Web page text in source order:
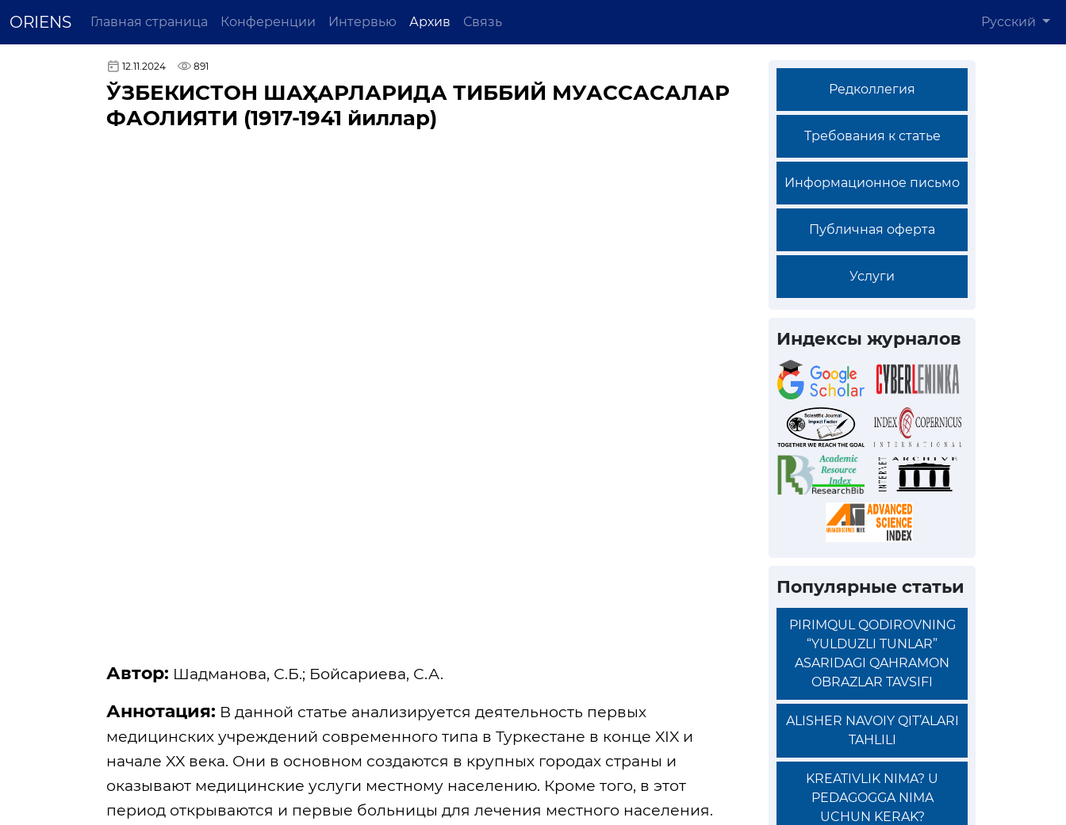
ORIENS Главная страница Конференции Интервью Архив Связь Русский
12.11.2024 891
ЎЗБЕКИСТОН ШАҲАРЛАРИДА ТИББИЙ МУАССАСАЛАР
ФАОЛИЯТИ (1917-1941 йиллар)
Автор: Шадманова, С.Б.; Бойсариева, С.А.
Аннотация: В данной статье анализируется деятельность первых
медицинских учреждений современного типа в Туркестане в конце XIX и
начале XX века. Они в основном создаются в крупных городах страны и
оказывают медицинские услуги местному населению. Кроме того, в этот
период открываются и первые больницы для лечения местного населения.
Редколлегия
Требования к статье
Информационное письмо
Публичная оферта
Услуги
Индексы журналов
Популярные статьи
PIRIMQUL QODIROVNING
“YULDUZLI TUNLAR”
ASARIDAGI QAHRAMON
OBRAZLAR TAVSIFI
ALISHER NAVOIY QIT’ALARI
TAHLILI
KREATIVLIK NIMA? U
PEDAGOGGA NIMA
UCHUN KERAK?